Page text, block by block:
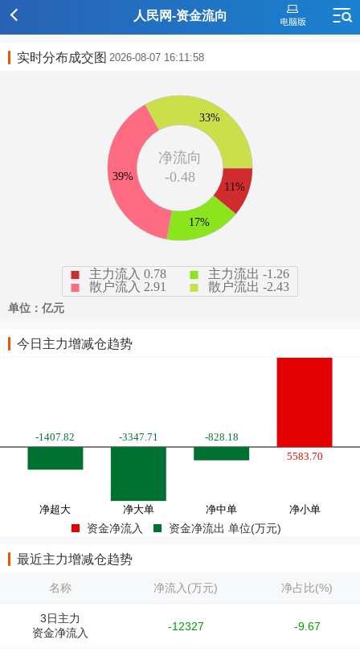
人民网-资金流向
实时分布成交图 2026-08-07 16:11:58
今日主力增减仓趋势
资金净流入 资金净流出 单位(万元)
最近主力增减仓趋势
名称 净流入(万元) 净占比(%)
3日主力
资金净流入
-12327 -9.67